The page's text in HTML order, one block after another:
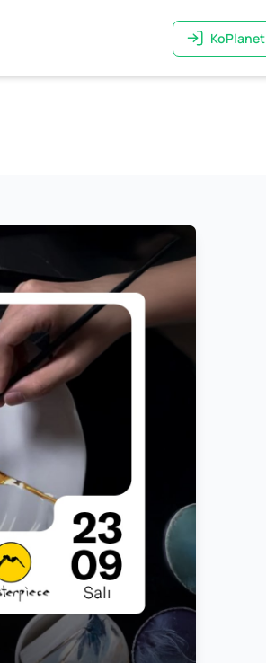
KoPlanet